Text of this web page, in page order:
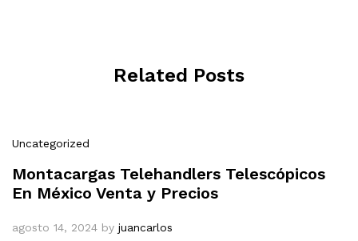
Related Posts
Uncategorized
Montacargas Telehandlers Telescópicos
En México Venta y Precios
agosto 14, 2024 by juancarlos